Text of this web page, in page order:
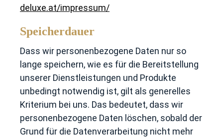
deluxe.at/impressum/
Speicherdauer
Dass wir personenbezogene Daten nur so
lange speichern, wie es für die Bereitstellung
unserer Dienstleistungen und Produkte
unbedingt notwendig ist, gilt als generelles
Kriterium bei uns. Das bedeutet, dass wir
personenbezogene Daten löschen, sobald der
Grund für die Datenverarbeitung nicht mehr